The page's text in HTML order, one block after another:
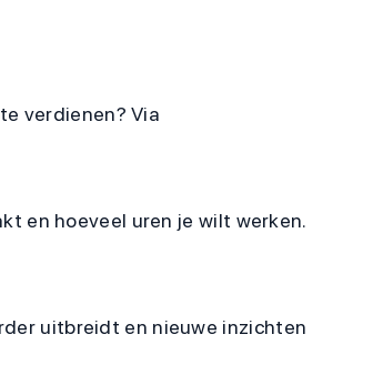
verdienen? Via
en hoeveel uren je wilt werken.
uitbreidt en nieuwe inzichten